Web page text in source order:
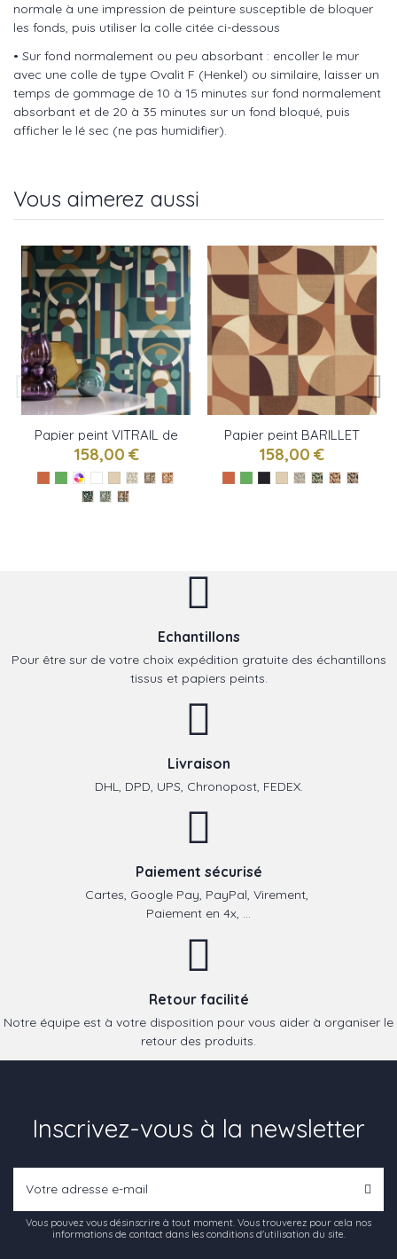
normale à une impression de peinture susceptible de bloquer
les fonds, puis utiliser la colle citée ci-dessous
• Sur fond normalement ou peu absorbant : encoller le mur
avec une colle de type Ovalit F (Henkel) ou similaire, laisser un
temps de gommage de 10 à 15 minutes sur fond normalement
absorbant et de 20 à 35 minutes sur un fond bloqué, puis
afficher le lé sec (ne pas humidifier).
Vous aimerez aussi
Papier peint VITRAIL de
Casamance
158,00 €
Papier peint BARILLET
de Casamance
158,00 €
Echantillons
Pour être sur de votre choix expédition gratuite des échantillons
tissus et papiers peints.
Livraison
DHL, DPD, UPS, Chronopost, FEDEX.
Paiement sécurisé
Cartes, Google Pay, PayPal, Virement,
Paiement en 4x, ...
Retour facilité
Notre équipe est à votre disposition pour vous aider à organiser le
retour des produits.
Inscrivez-vous à la newsletter
Vous pouvez vous désinscrire à tout moment. Vous trouverez pour cela nos
informations de contact dans les conditions d'utilisation du site.